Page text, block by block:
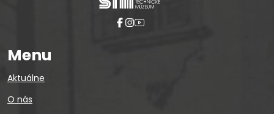
Menu
Aktuálne
O nás